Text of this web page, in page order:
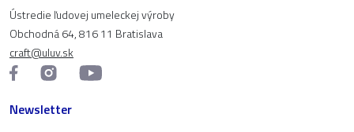
Ústredie ľudovej umeleckej výroby
Obchodná 64, 816 11 Bratislava
craft@uluv.sk
Newsletter